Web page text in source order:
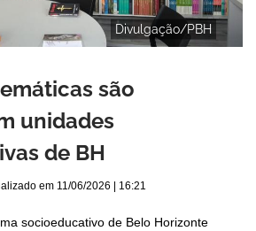
Divulgação/PBH
são
unidades
de BH
em 11/06/2026 | 16:21
socioeducativo de Belo Horizonte